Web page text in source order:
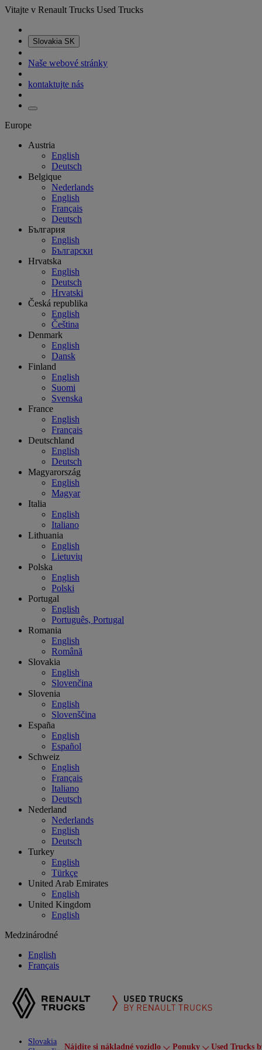
Vitajte v Renault Trucks Used Trucks
Slovakia SK
Naše webové stránky
kontaktujte nás
Europe
Austria
English
Deutsch
Belgique
Nederlands
English
Français
Deutsch
България
English
Български
Hrvatska
English
Deutsch
Hrvatski
Česká republika
English
Čeština
Denmark
English
Dansk
Finland
English
Suomi
Svenska
France
English
Français
Deutschland
English
Deutsch
Magyarország
English
Magyar
Italia
English
Italiano
Lithuania
English
Lietuvių
Polska
English
Polski
Portugal
English
Português, Portugal
Romania
English
Română
Slovakia
English
Slovenčina
Slovenia
English
Slovenščina
España
English
Español
Schweiz
English
Français
Italiano
Deutsch
Nederland
Nederlands
English
Deutsch
Turkey
English
Türkçe
United Arab Emirates
English
United Kingdom
English
Medzinárodné
English
Français
Slovakia
Nájdite si nákladné vozidlo Ponuky Used Trucks